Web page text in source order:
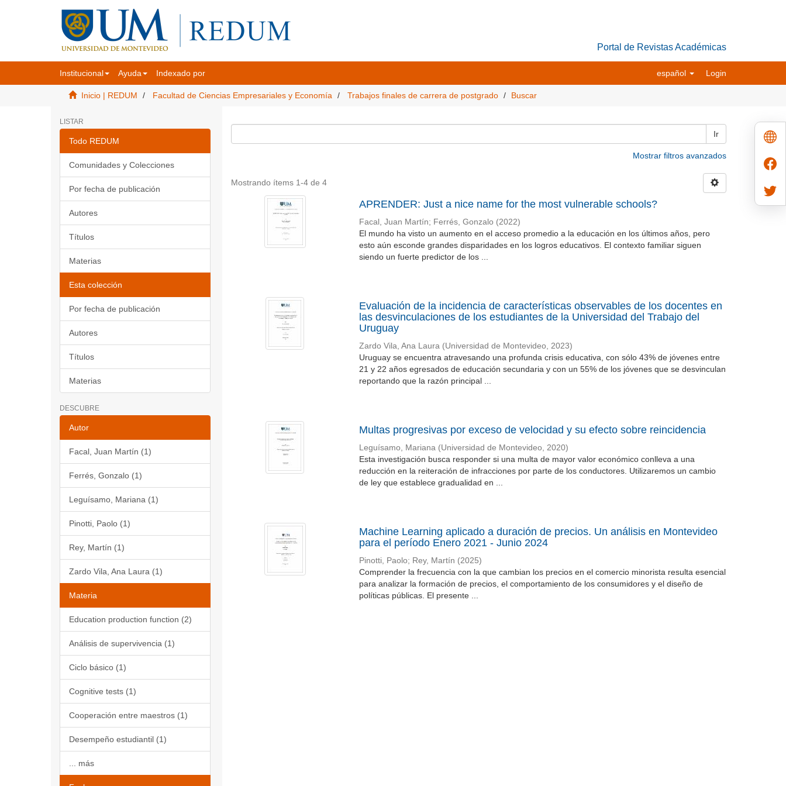
Portal de Revistas Académicas
Institucional Ayuda Indexado por español Login
Inicio | REDUM Facultad de Ciencias Empresariales y Economía Trabajos finales de carrera de postgrado Buscar
LISTAR
Todo REDUM
Comunidades y Colecciones
Por fecha de publicación
Autores
Títulos
Materias
Esta colección
Por fecha de publicación
Autores
Títulos
Materias
DESCUBRE
Autor
Facal, Juan Martín (1)
Ferrés, Gonzalo (1)
Leguísamo, Mariana (1)
Pinotti, Paolo (1)
Rey, Martín (1)
Zardo Vila, Ana Laura (1)
Materia
Education production function (2)
Análisis de supervivencia (1)
Ciclo básico (1)
Cognitive tests (1)
Cooperación entre maestros (1)
Desempeño estudiantil (1)
... más
Ir
Mostrar filtros avanzados
Mostrando ítems 1-4 de 4
APRENDER: Just a nice name for the most vulnerable schools?
Facal, Juan Martín; Ferrés, Gonzalo (2022)
El mundo ha visto un aumento en el acceso promedio a la educación en los últimos años, pero
esto aún esconde grandes disparidades en los logros educativos. El contexto familiar siguen
siendo un fuerte predictor de los ...
Evaluación de la incidencia de características observables de los docentes en
las desvinculaciones de los estudiantes de la Universidad del Trabajo del
Uruguay
Zardo Vila, Ana Laura (Universidad de Montevideo, 2023)
Uruguay se encuentra atravesando una profunda crisis educativa, con sólo 43% de jóvenes entre
21 y 22 años egresados de educación secundaria y con un 55% de los jóvenes que se desvinculan
reportando que la razón principal ...
Multas progresivas por exceso de velocidad y su efecto sobre reincidencia
Leguísamo, Mariana (Universidad de Montevideo, 2020)
Esta investigación busca responder si una multa de mayor valor económico conlleva a una
reducción en la reiteración de infracciones por parte de los conductores. Utilizaremos un cambio
de ley que establece gradualidad en ...
Machine Learning aplicado a duración de precios. Un análisis en Montevideo
para el período Enero 2021 - Junio 2024
Pinotti, Paolo; Rey, Martín (2025)
Comprender la frecuencia con la que cambian los precios en el comercio minorista resulta esencial
para analizar la formación de precios, el comportamiento de los consumidores y el diseño de
políticas públicas. El presente ...